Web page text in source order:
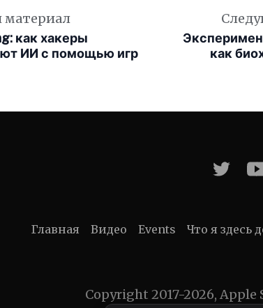
как хакеры
ИИ с помощью игр
как
Главная Видео Events Что я здесь
Copyright 2017-2026,